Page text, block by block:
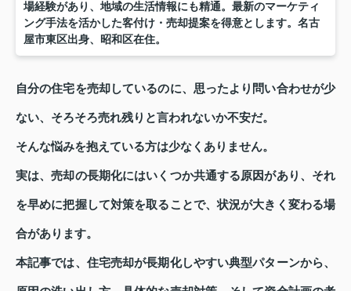
場経験があり、地域の生活情報にも精通。最新のマーケティ
ング手法を活かした客付け・売却提案を得意とします。名古
屋市東区出身、昭和区在住。
自分の住宅を売却しているのに、思ったより問い合わせが少
ない、そろそろ売れ残りと言われないか不安だ。
そんな悩みを抱えている方は少なくありません。
実は、売却の長期化にはいくつか共通する原因があり、それ
を早めに把握して対策を取ることで、状況が大きく変わる場
合があります。
本記事では、住宅売却が長期化しやすい典型パターンから、